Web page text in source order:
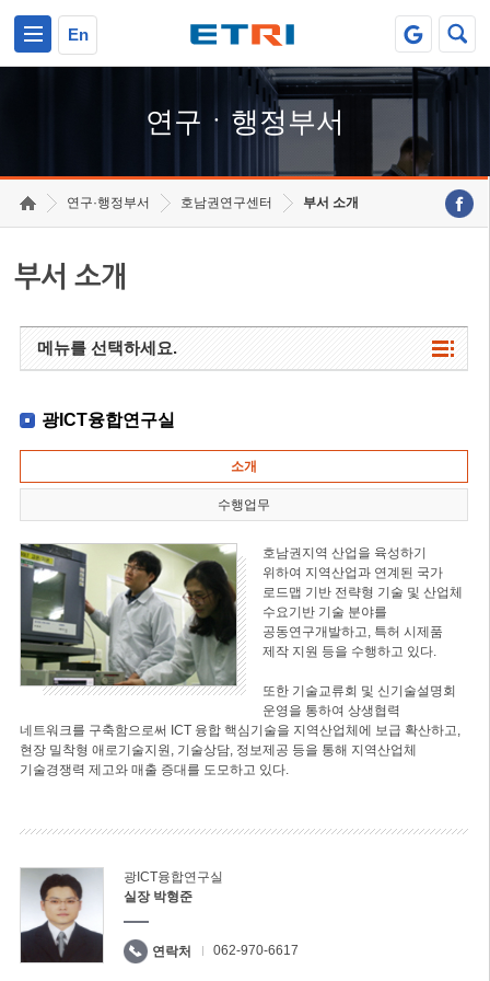
En
연구ㆍ행정부서
연구·행정부서 호남권연구센터 부서 소개
부서 소개
메뉴를 선택하세요.
광ICT융합연구실
소개
수행업무
호남권지역 산업을 육성하기
위하여 지역산업과 연계된 국가
로드맵 기반 전략형 기술 및 산업체
수요기반 기술 분야를
공동연구개발하고, 특허 시제품
제작 지원 등을 수행하고 있다.
또한 기술교류회 및 신기술설명회
운영을 통하여 상생협력
네트워크를 구축함으로써 ICT 융합 핵심기술을 지역산업체에 보급 확산하고,
현장 밀착형 애로기술지원, 기술상담, 정보제공 등을 통해 지역산업체
기술경쟁력 제고와 매출 증대를 도모하고 있다.
광ICT융합연구실
실장 박형준
연락처 062-970-6617